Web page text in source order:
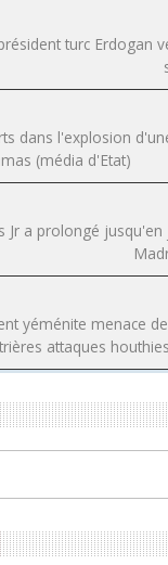
turc Erdogan
dans l'explosion
(média d'Etat)
Jr a prolongé
yéménite menace
attaques houthies